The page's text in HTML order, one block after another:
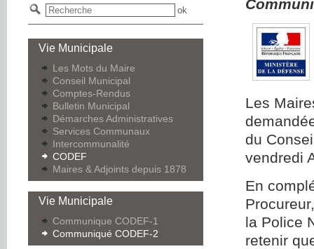
Vie Municipale
Les Mots du Maire
Conseil Municipal
Comptes-Rendus
Bulletin Municipal
Démarches Administratives
Services Communaux
Intercommunalité
CODEF
Maires & Adjoints depuis 1878
Vie Municipale
Communique CODEF-1
Communiqué CODEF-2
Les
du
vendredi
En
la Police
retenir